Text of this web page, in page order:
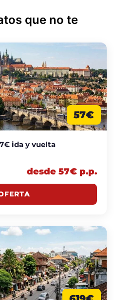
que no te
57€
ida y vuelta
desde 57€ p.p.